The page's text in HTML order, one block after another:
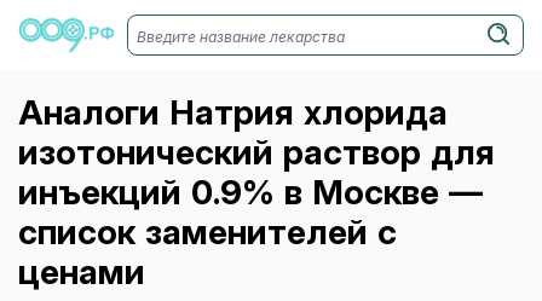
Аналоги Натрия хлорида
изотонический раствор для
инъекций 0.9% в Москве —
список заменителей с
ценами